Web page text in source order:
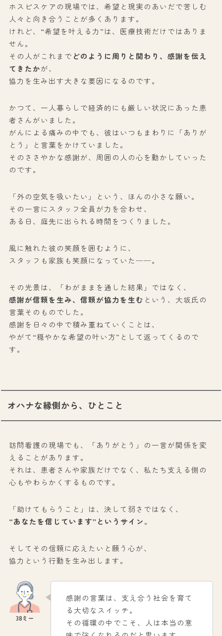
ホスピスケアの現場では、希望と現実のあいだで苦しむ
人々と向き合うことが多くあります。
けれど、“希望を叶える力”は、医療技術だけではありま
せん。
その人がこれまで どのように周りと関わり、感謝を伝え
てきたかが、
協力を生み出す大きな要因になるのです。
かつて、一人暮らしで経済的にも厳しい状況にあった患
者さんがいました。
がんによる痛みの中でも、彼はいつもまわりに「ありが
とう」と言葉をかけていました。
そのささやかな感謝が、周囲の人の心を動かしていった
のです。
「外の空気を吸いたい」という、ほんの小さな願い。
その一言にスタッフ全員が力を合わせ、
ある日、庭先に出られる時間をつくりました。
風に触れた彼の笑顔を囲むように、
スタッフも家族も笑顔になっていた──。
その光景は、「わがままを通した結果」ではなく、
感謝が信頼を生み、信頼が協力を生む という、大坂氏の
言葉そのものでした。
感謝を日々の中で積み重ねていくことは、
やがて“穏やかな希望の叶い方”として返ってくるので
す。
オハナな縁側から、ひとこと
訪問看護の現場でも、「ありがとう」の一言が関係を変
えることがあります。
それは、患者さんや家族だけでなく、私たち支える側の
心もやわらかくするものです。
「助けてもらうこと」は、決して弱さではなく、
“あなたを信じています”というサイン。
そしてその信頼に応えたいと願う心が、
協力という行動を生み出します。
感謝の言葉は、支え合う社会を育て
る大切なスイッチ。
その循環の中でこそ、人は本当の意